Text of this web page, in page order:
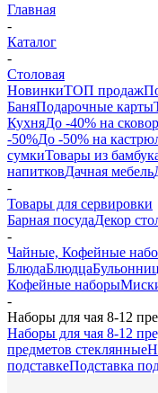
Главная
-
Каталог
-
Столовая
НовинкиТОП продаж
БаняПодарочные карты
КухняДо -40% на
-50%До -50% на
сумкиТовары из
напитковДачная мебель
-
Товары для сервировки
Барная посудаДекор
-
Чайные, Кофейные
БлюдаБлюдца
Кофейные наборы
-
Наборы для чая 8-12
Наборы для чая 8-12
предметов стеклянные
подставкеПодставка